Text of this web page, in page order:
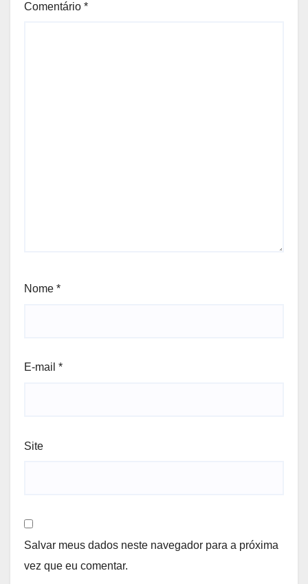
Comentário *
Nome *
E-mail *
Site
Salvar meus dados neste navegador para a próxima
vez que eu comentar.